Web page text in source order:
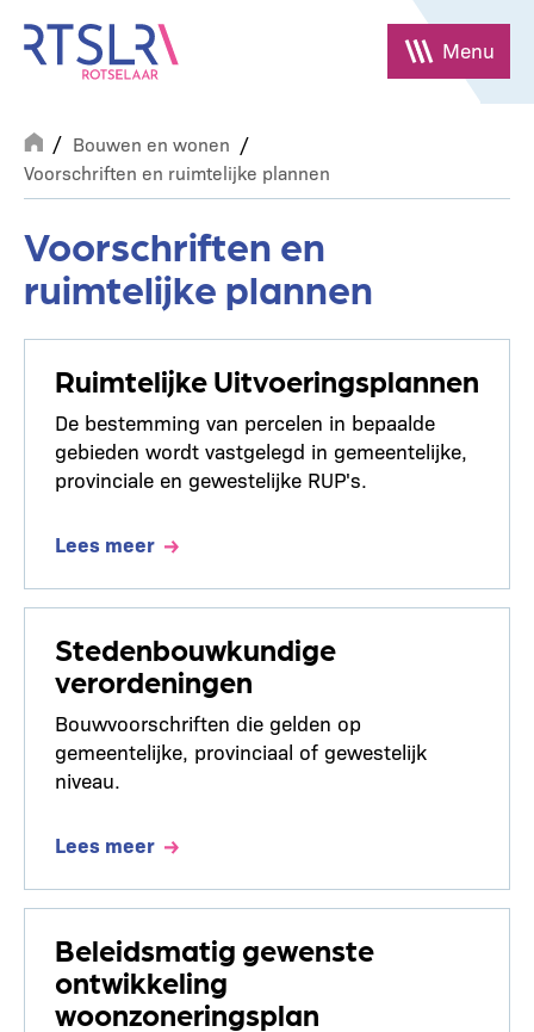
naar
inhoud
gaan
Menu
Breadcrumb
Bouwen en wonen
Voorschriften en ruimtelijke plannen
Voorschriften en
ruimtelijke plannen
Ruimtelijke Uitvoeringsplannen
De bestemming van percelen in bepaalde
gebieden wordt vastgelegd in gemeentelijke,
provinciale en gewestelijke RUP's.
Lees meer
Stedenbouwkundige
verordeningen
Bouwvoorschriften die gelden op
gemeentelijke, provinciaal of gewestelijk
niveau.
Lees meer
Beleidsmatig gewenste
ontwikkeling
woonzoneringsplan